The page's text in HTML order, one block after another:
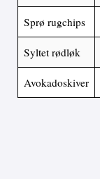
Sprø rugchips
Syltet rødløk
Avokadoskiver